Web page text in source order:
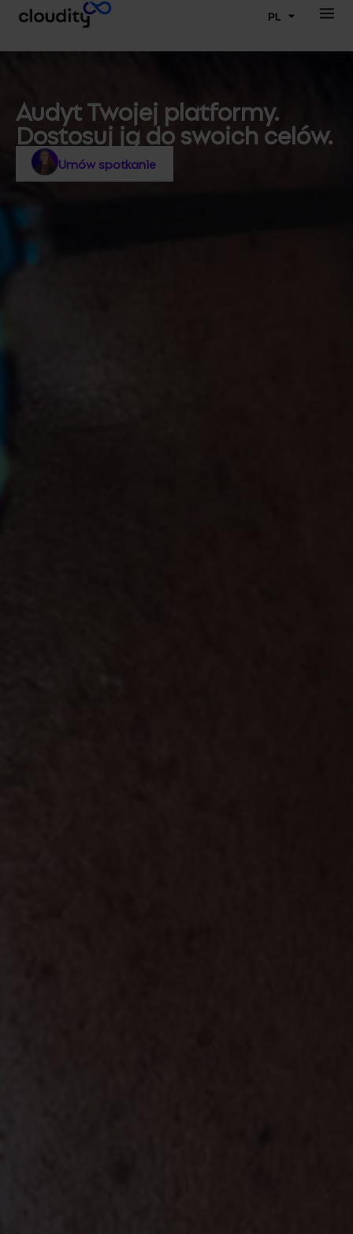
PL
Audyt Twojej platformy.
Dostosuj ją do swoich celów.
Umów spotkanie